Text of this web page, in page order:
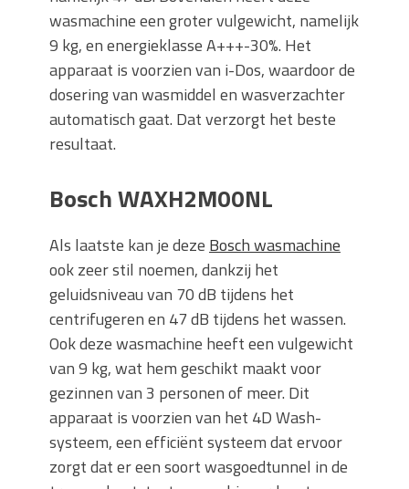
wasmachine een groter vulgewicht, namelijk
9 kg, en energieklasse A+++-30%. Het
apparaat is voorzien van i-Dos, waardoor de
dosering van wasmiddel en wasverzachter
automatisch gaat. Dat verzorgt het beste
resultaat.
Bosch WAXH2M00NL
Als laatste kan je deze Bosch wasmachine
ook zeer stil noemen, dankzij het
geluidsniveau van 70 dB tijdens het
centrifugeren en 47 dB tijdens het wassen.
Ook deze wasmachine heeft een vulgewicht
van 9 kg, wat hem geschikt maakt voor
gezinnen van 3 personen of meer. Dit
apparaat is voorzien van het 4D Wash-
systeem, een efficiënt systeem dat ervoor
zorgt dat er een soort wasgoedtunnel in de